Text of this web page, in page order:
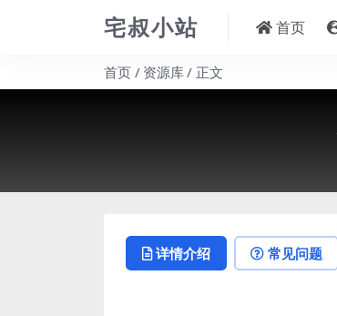
宅叔小站 首页
首页 资源库 正文
详情介绍 常见问题